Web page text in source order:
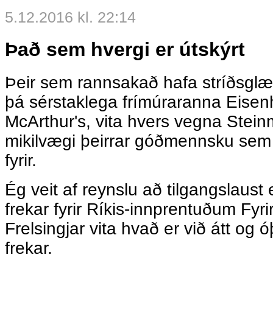
5.12.2016 kl. 22:14
Það sem hvergi er útskýrt
Þeir sem rannsakað hafa
þá sérstaklega frímúraranna
McArthur's, vita hvers vegna
mikilvægi þeirrar góðmennsku
fyrir.
Ég veit af reynslu að tilgangslaust
frekar fyrir Ríkis-innprentuðum
Frelsingjar vita hvað er við átt og
frekar.